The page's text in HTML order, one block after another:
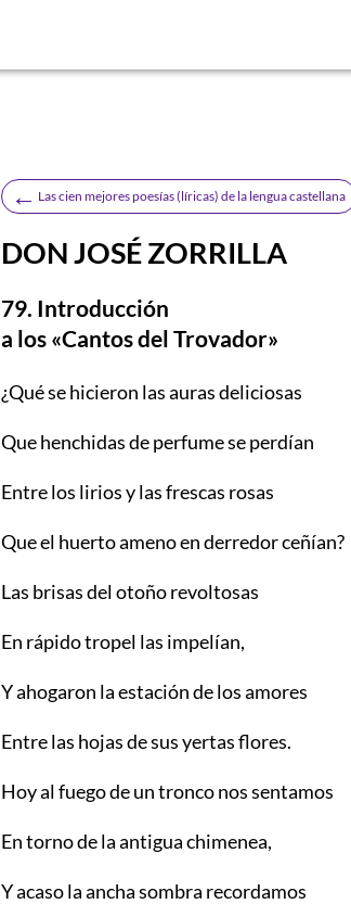
← Las cien mejores poesías (lí­ricas) de la lengua castellana
DON JOSÉ ZORRILLA
79. Introducción
a los «Cantos del Trovador»
¿Quése hicieron las auras deliciosas
Que henchidas de perfume se perdían
Entre los lirios y las frescas rosas
Que el huerto ameno en derredor ceñían?
Las brisas del otoño revoltosas
En rápido tropel las impelían,
Y ahogaron la estación de los amores
Entre las hojas de sus yertas flores.
Hoy al fuego de un tronco nos sentamos
En torno de la antigua chimenea,
Y acaso la ancha sombra recordamos